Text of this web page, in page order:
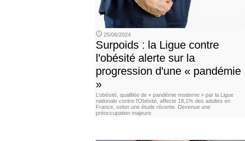
25/06/2024
Surpoids : la Ligue contre
l'obésité alerte sur la
progression d'une « pandémie
»
L’obésité, qualifiée de « pandémie moderne » par la Ligue
nationale contre l’Obésité, affecte 18,1% des adultes en
France, selon une étude récente. Devenue une
préoccupation majeure